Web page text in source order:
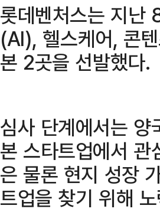
롯데벤처스는 지난
(AI), 헬스케어, 콘
본 2곳을 선발했다.
심사 단계에서는
본 스타트업에서
은 물론 현지 성장
트업을 찾기 위해